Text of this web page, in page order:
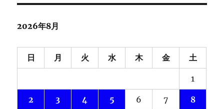
2026年8月
日 月 火 水 木 金 土
1
2 3 4 5 6 7 8